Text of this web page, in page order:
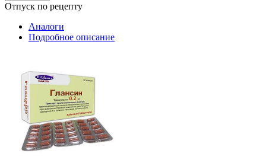
Отпуск по рецепту
Аналоги
Подробное описание